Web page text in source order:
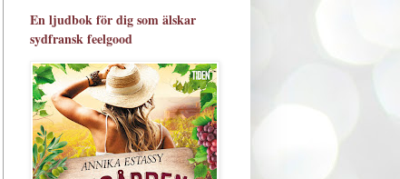
En ljudbok för dig som älskar
sydfransk feelgood